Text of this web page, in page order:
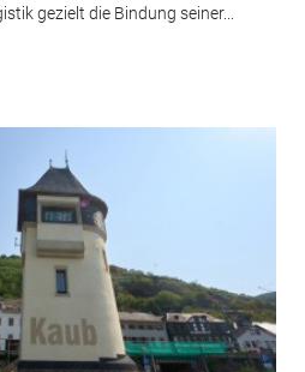
gezielt die Bindung seiner...